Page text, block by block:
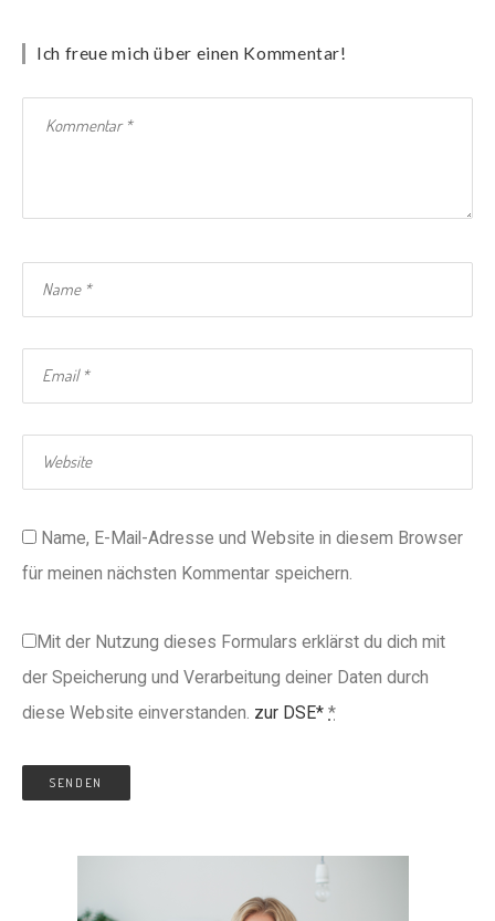
Ich freue mich über einen Kommentar!
Name, E-Mail-Adresse und Website in diesem Browser
für meinen nächsten Kommentar speichern.
Mit der Nutzung dieses Formulars erklärst du dich mit
der Speicherung und Verarbeitung deiner Daten durch
diese Website einverstanden. zur DSE* *